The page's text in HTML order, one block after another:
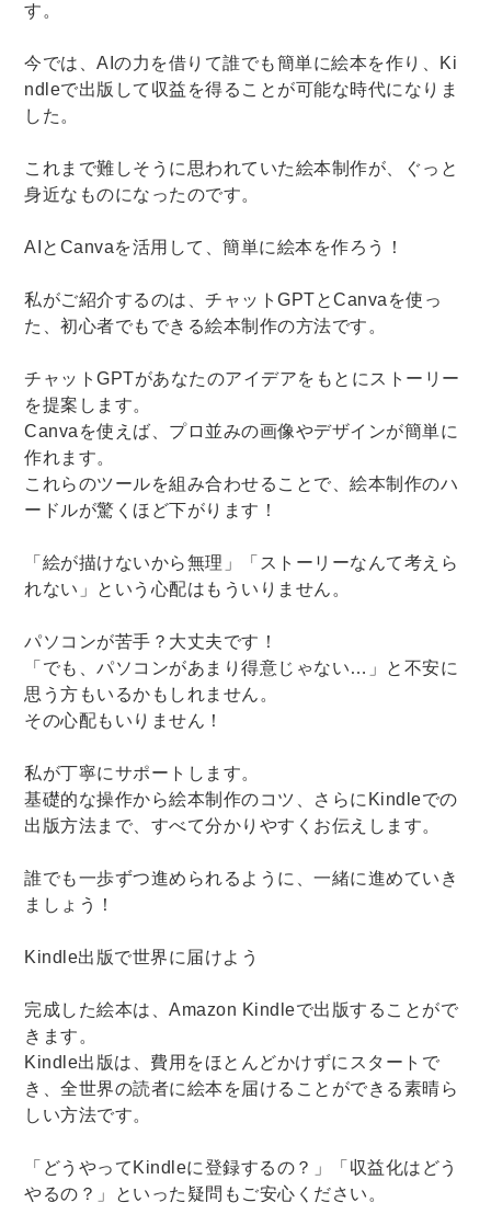
す。
今では、AIの力を借りて誰でも簡単に絵本を作り、Ki
ndleで出版して収益を得ることが可能な時代になりま
した。
これまで難しそうに思われていた絵本制作が、ぐっと
身近なものになったのです。
AIとCanvaを活用して、簡単に絵本を作ろう！
私がご紹介するのは、チャットGPTとCanvaを使っ
た、初心者でもできる絵本制作の方法です。
チャットGPTがあなたのアイデアをもとにストーリー
を提案します。
Canvaを使えば、プロ並みの画像やデザインが簡単に
作れます。
これらのツールを組み合わせることで、絵本制作のハ
ードルが驚くほど下がります！
「絵が描けないから無理」「ストーリーなんて考えら
れない」という心配はもういりません。
パソコンが苦手？大丈夫です！
「でも、パソコンがあまり得意じゃない…」と不安に
思う方もいるかもしれません。
その心配もいりません！
私が丁寧にサポートします。
基礎的な操作から絵本制作のコツ、さらにKindleでの
出版方法まで、すべて分かりやすくお伝えします。
誰でも一歩ずつ進められるように、一緒に進めていき
ましょう！
Kindle出版で世界に届けよう
完成した絵本は、Amazon Kindleで出版することがで
きます。
Kindle出版は、費用をほとんどかけずにスタートで
き、全世界の読者に絵本を届けることができる素晴ら
しい方法です。
「どうやってKindleに登録するの？」「収益化はどう
やるの？」といった疑問もご安心ください。